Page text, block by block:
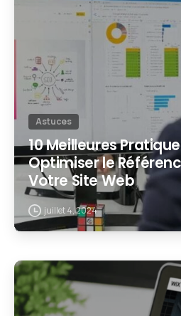
Astuces
10 Meilleures
Optimiser le
Votre Site Web
juillet 4, 2024